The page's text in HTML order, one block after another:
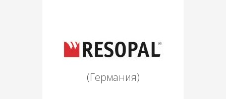
(Германия)